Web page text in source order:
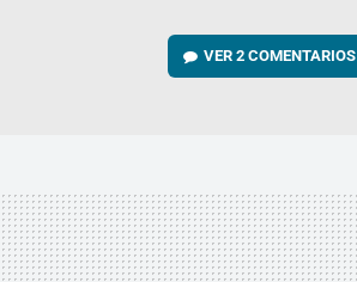
VER2 COMENTARIOS